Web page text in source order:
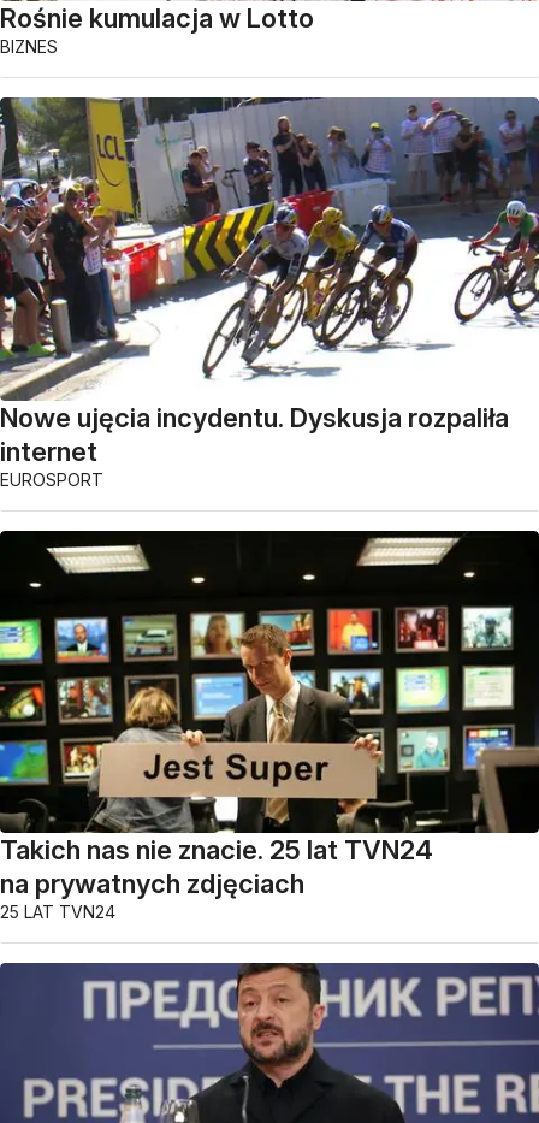
Rośnie kumulacja w Lotto
BIZNES
Nowe ujęcia incydentu. Dyskusja rozpaliła
internet
EUROSPORT
Takich nas nie znacie. 25 lat TVN24
na prywatnych zdjęciach
25 LAT TVN24